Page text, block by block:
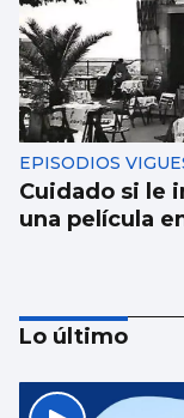
EPISODIOS
Cuidado si le
una película
Lo último